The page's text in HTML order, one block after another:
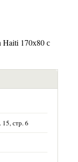
Haiti 170х80 с
стр. 6